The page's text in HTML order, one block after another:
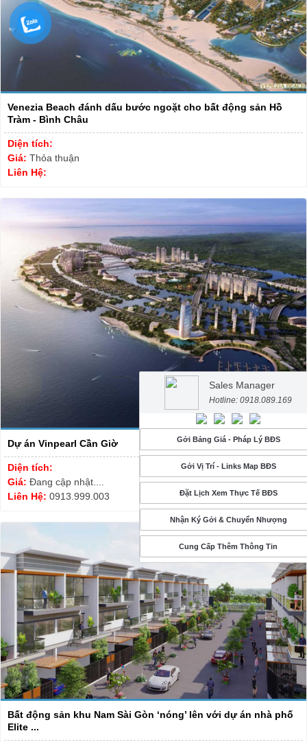
Venezia Beach đánh dấu bước ngoặt cho bất động sản Hồ
Tràm - Bình Châu
Diện tích:
Giá: Thỏa thuận
Liên Hệ:
Dự án Vinpearl Cần Giờ
Diện tích:
Giá: Đang cập nhật....
Liên Hệ: 0913.999.003
Bất động sản khu Nam Sài Gòn ‘nóng’ lên với dự án nhà phố
Elite ...
Sales Manager
Hotline: 0918.089.169
Gởi Bảng Giá - Pháp Lý BĐS
Gởi Vị Trí - Links Map BĐS
Đặt Lịch Xem Thực Tế BĐS
Nhận Ký Gởi & Chuyển Nhượng
Cung Cấp Thêm Thông Tin